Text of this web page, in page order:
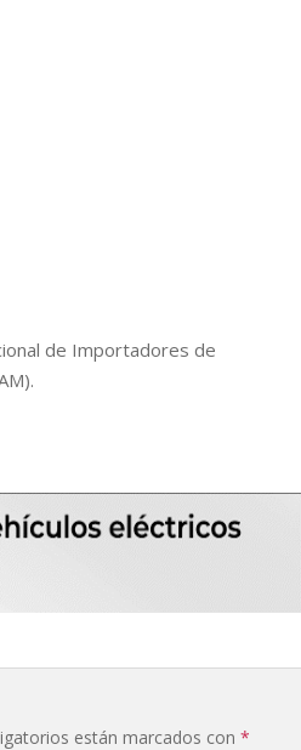
de Importadores de
están marcados con *